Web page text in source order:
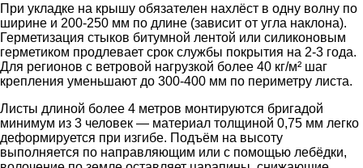
При укладке на крышу обязателен нахлёст в одну волну по
ширине и 200-250 мм по длине (зависит от угла наклона).
Герметизация стыков битумной лентой или силиконовым
герметиком продлевает срок службы покрытия на 2-3 года.
Для регионов с ветровой нагрузкой более 40 кг/м² шаг
крепления уменьшают до 300-400 мм по периметру листа.
Листы длиной более 4 метров монтируются бригадой
минимум из 3 человек — материал толщиной 0,75 мм легко
деформируется при изгибе. Подъём на высоту
выполняется по направляющим или с помощью лебёдки,